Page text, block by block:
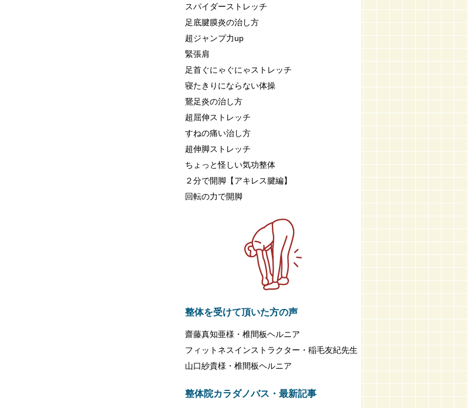
スパイダーストレッチ
足底腱膜炎の治し方
超ジャンプ力up
緊張肩
足首ぐにゃぐにゃストレッチ
寝たきりにならない体操
鵞足炎の治し方
超屈伸ストレッチ
すねの痛い治し方
超伸脚ストレッチ
ちょっと怪しい気功整体
２分で開脚【アキレス腱編】
回転の力で開脚
整体を受けて頂いた方の声
齋藤真知亜様・椎間板ヘルニア
フィットネスインストラクター・稲毛友紀先生
山口紗貴様・椎間板ヘルニア
整体院カラダノバス・最新記事